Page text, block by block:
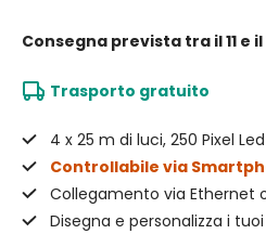
Consegna prevista tra il 11 e
Trasporto gratuito
4 x 25 m di luci, 250 Pixel Led
Controllabile via
Collegamento via Ethernet
Disegna e personalizza i